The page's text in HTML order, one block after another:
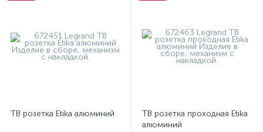
ТВ розетка Etika алюминий
ТВ розетка проходная Etika
алюминий